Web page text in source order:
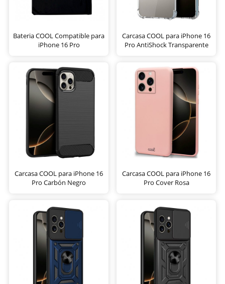
Bateria COOL Compatible para
iPhone 16 Pro
Carcasa COOL para iPhone 16
Pro AntiShock Transparente
Carcasa COOL para iPhone 16
Pro Carbón Negro
Carcasa COOL para iPhone 16
Pro Cover Rosa